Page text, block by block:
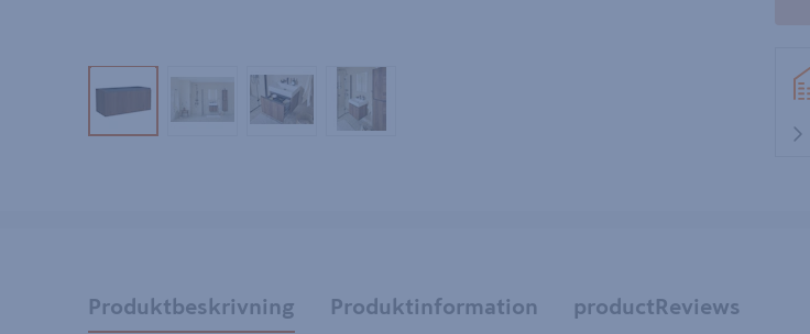
Produktbild 1Produktbild 2Produktbild 3Produktbild 4
Produktbeskrivning Produktinformation productReviews